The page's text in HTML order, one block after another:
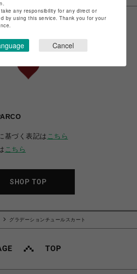
基づく表記は こちら
こちら
SHOP TOP
グラデーションチュールスカート
any responsibility for any direct or
by using this service. Thank you for your
Cancel